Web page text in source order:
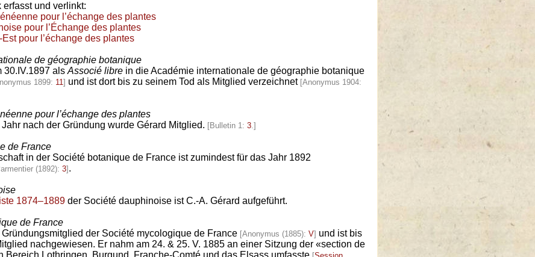
und verlinkt:
pour l’échange des plantes
pour l’Échange des plantes
pour l’échange des plantes
de géographie botanique
30.IV.1897 alsAssocié libre in die Académie internationale de géographie botanique
1899: 11] und ist dort bis zu seinem Tod als Mitglied verzeichnet [Anonymus 1904:
pour l’échange des plantes
nach der Gründung wurde Gérard Mitglied. [Bulletin 1: 3.]
de France
in der Société botanique de France ist zumindest für das Jahr 1892
(1892): 3] .
1874–1889 der Société dauphinoise ist C.-A. Gérard aufgeführt.
de France
der Société mycologique de France [Anonymus (1885): V] und ist bis
nachgewiesen. Er nahm am 24. & 25. V. 1885 an einer Sitzung der «section de